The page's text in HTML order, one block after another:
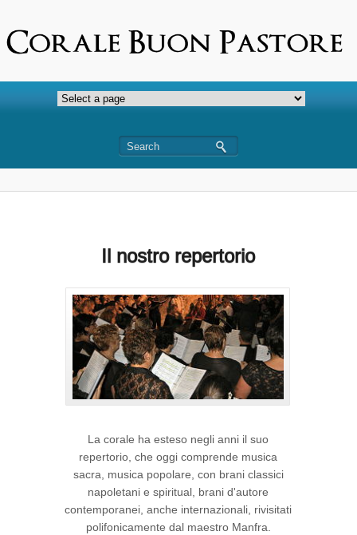
Il nostro repertorio
La corale ha esteso negli anni il suo
repertorio, che oggi comprende musica
sacra, musica popolare, con brani classici
napoletani e spiritual, brani d'autore
contemporanei, anche internazionali, rivisitati
polifonicamente dal maestro Manfra.